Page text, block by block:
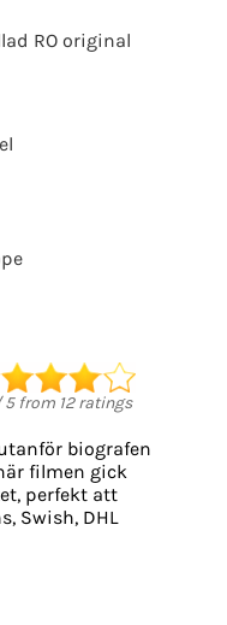
RO original
5from 12ratings
biografen
filmen gick
perfekt att
Swish, DHL